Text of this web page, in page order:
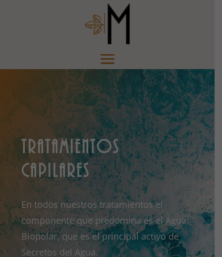
TRATAMIENTOS
CAPILARES
En todos nuestros tratamientos el
componente que predomina es el Agua
Biopolar, que es el principal activo de
Secretos del Agua.